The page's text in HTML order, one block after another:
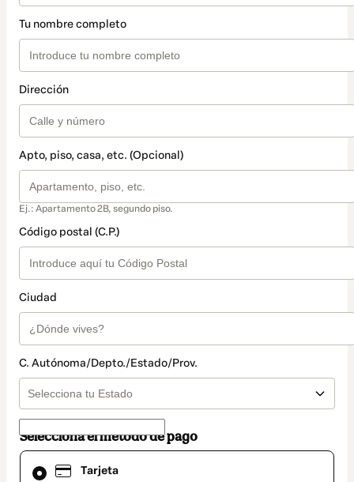
Tu nombre completo
Dirección
Apto, piso, casa, etc. (Opcional)
Ej.: Apartamento 2B, segundo piso.
Código postal (C.P.)
Ciudad
C. Autónoma/Depto./Estado/Prov.
Selecciona el método de pago
Tarjeta
El
método